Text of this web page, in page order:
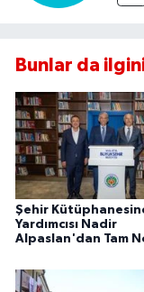
Bunlar da
Şehir
Yardımcısı Nadir
Alpaslan'dan Tam